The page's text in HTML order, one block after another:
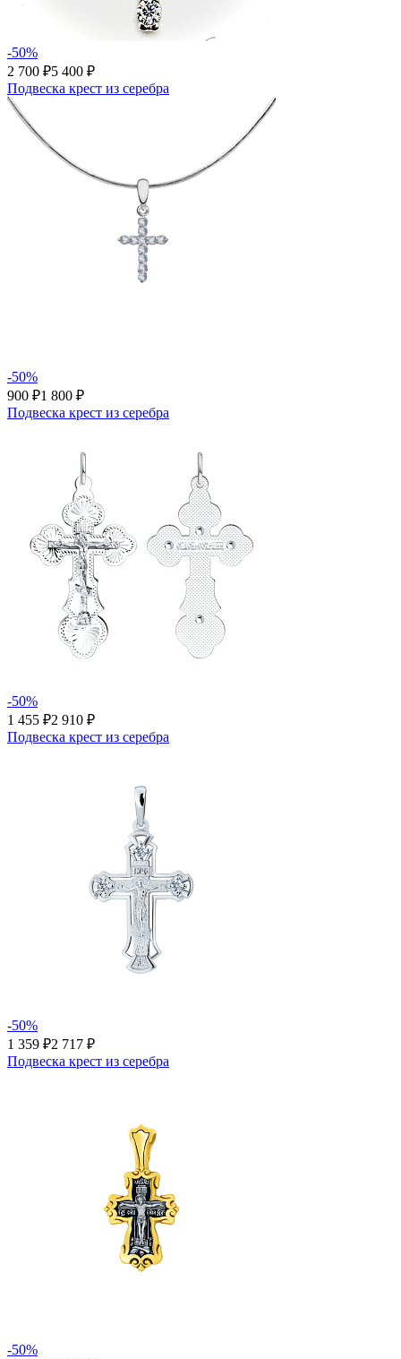
-50%
2 700 ₽5 400 ₽
Подвеска крест из серебра
-50%
900 ₽1 800 ₽
Подвеска крест из серебра
-50%
1 455 ₽2 910 ₽
Подвеска крест из серебра
-50%
1 359 ₽2 717 ₽
Подвеска крест из серебра
-50%